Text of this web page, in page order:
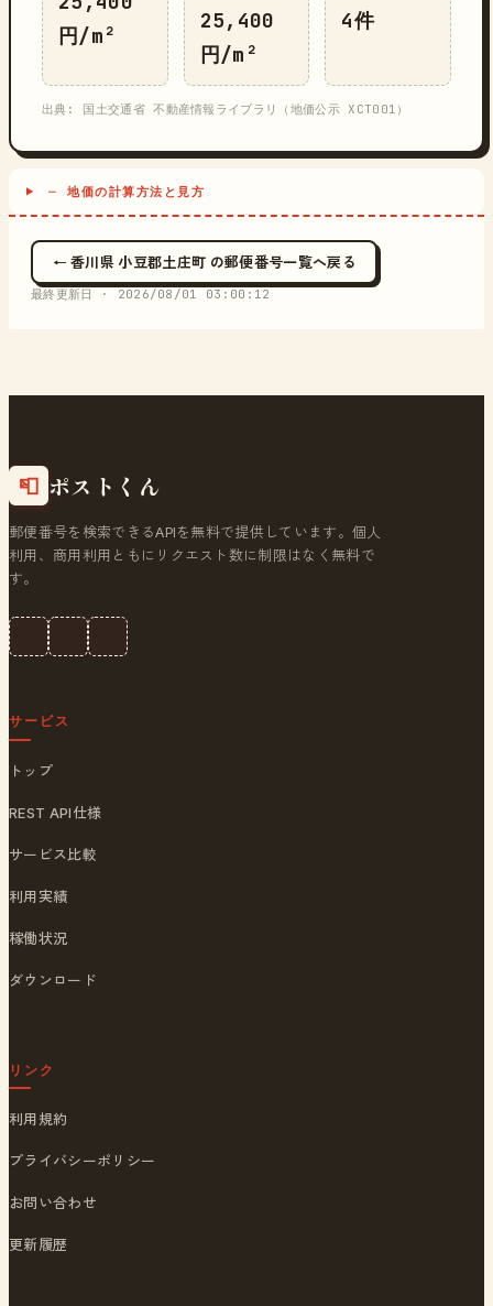
円/m²
25,400
円/m²
4件
出典: 国土交通省 不動産情報ライブラリ（地価公示 XCT001）
─ 地価の計算方法と見方
← 香川県 小豆郡土庄町 の郵便番号一覧へ戻る
最終更新日 · 2026/08/01 03:00:12
📮 ポストくん
郵便番号を検索できるAPIを無料で提供しています。個人
利用、商用利用ともにリクエスト数に制限はなく無料で
す。
サービス
トップ
REST API仕様
サービス比較
利用実績
稼働状況
ダウンロード
リンク
利用規約
プライバシーポリシー
お問い合わせ
更新履歴